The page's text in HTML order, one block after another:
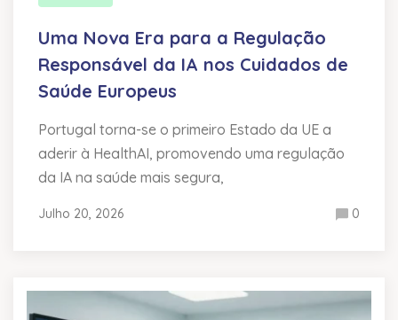
Uma Nova Era para a Regulação
Responsável da IA nos Cuidados de
Saúde Europeus
Portugal torna-se o primeiro Estado da UE a
aderir à HealthAI, promovendo uma regulação
da IA na saúde mais segura,
Julho 20, 2026 0